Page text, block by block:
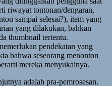
riwayat tontonan/dengaran,
sampai selesai?), item yang
yang dilakukan, bahkan
thumbnail tertentu.
pendekatan yang
bahwa seseorang menonton
mereka menyukainya.
adalah pra-pemrosesan.